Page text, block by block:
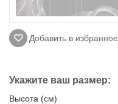
Добавить в избранное
Укажите ваш размер:
Высота (см)